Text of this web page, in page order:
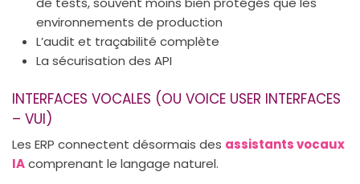
environnements de production
L’audit et traçabilité complète
La sécurisation des API
INTERFACES VOCALES (OU VOICE USER INTERFACES
– VUI)
Les ERP connectent désormais des assistants vocaux
IAcomprenant le langage naturel.